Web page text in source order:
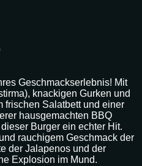
Geschmackserlebnis! Mit
knackigen Gurken und
frischen Salatbett und einer
hausgemachten BBQ
Burger ein echter Hit.
rauchigem Geschmack der
der Jalapenos und der
Explosion im Mund.